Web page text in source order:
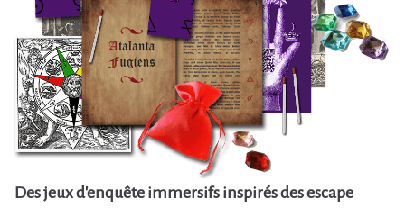
Des jeux d'enquête immersifs inspirés des escape